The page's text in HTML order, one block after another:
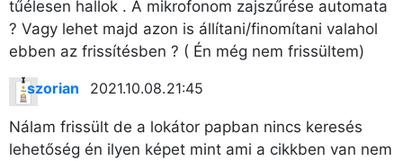
tűélesen hallok . A mikrofonom zajszűrése automata
? Vagy lehet majd azon is állítani/finomítani valahol
ebben az frissítésben ? ( Én még nem frissültem)
szorian 2021.10.08. 21:45
Nálam frissült de a lokátor papban nincs keresés
lehetőség én ilyen képet mint ami a cikkben van nem